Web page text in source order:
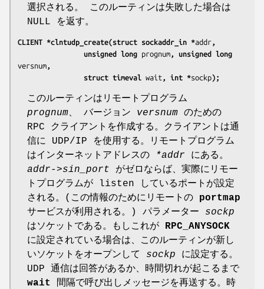
選択される。 このルーティンは失敗した場合は
NULL を返す。
CLIENT *clntudp_create(struct sockaddr_in *addr ,
                unsigned long
prognum
versnum ,
                struct timeval
wait , int *sockp);
このルーティンはリモートプログラム
prognum、 バージョン versnum のための
RPC クライアントを作成する。クライアントは通
信に UDP/IP を使用する。リモートプログラム
はインターネットアドレスの
*addr にある。
addr->sin_port がゼロならば、実際にリモー
トプログラムが listen しているポートが設定
される。(この情報のためにリモートの portmap
サービスが利用される。) パラメーター sockp
はソケットである。もしこれが RPC_ANYSOCK
に設定されている場合は、このルーティンが新し
いソケットをオープンして sockp に設定する。
UDP 通信は回答があるか、時間切れが起こるまで
wait
間隔で呼び出しメッセージを再送する。時